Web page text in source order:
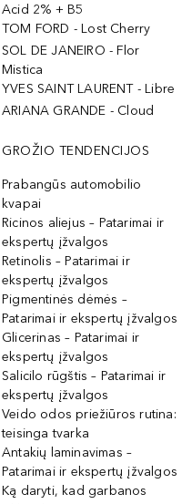
Acid 2% + B5
TOM FORD - Lost Cherry
SOL DE JANEIRO - Flor
Mistica
YVES SAINT LAURENT - Libre
ARIANA GRANDE - Cloud
GROŽIO TENDENCIJOS
Prabangūs automobilio
kvapai
Ricinos aliejus – Patarimai ir
ekspertų įžvalgos
Retinolis – Patarimai ir
ekspertų įžvalgos
Pigmentinės dėmės –
Patarimai ir ekspertų įžvalgos
Glicerinas – Patarimai ir
ekspertų įžvalgos
Salicilo rūgštis – Patarimai ir
ekspertų įžvalgos
Veido odos priežiūros rutina:
teisinga tvarka
Antakių laminavimas –
Patarimai ir ekspertų įžvalgos
Ką daryti, kad garbanos